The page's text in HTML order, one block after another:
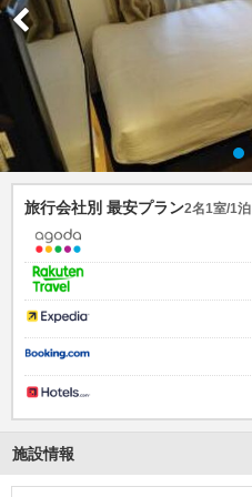
旅行会社別 最安プラン2名1室/1泊
施設情報